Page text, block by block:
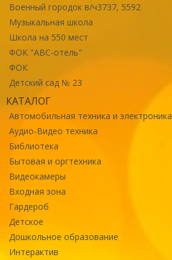
Военный городок в/ч3737, 5592
Музыкальная школа
Школа на 550 мест
ФОК "ABC-отель"
ФОК
Детский сад № 23
КАТАЛОГ
Автомобильная техника и электроника
Аудио-Видео техника
Библиотека
Бытовая и оргтехника
Видеокамеры
Входная зона
Гардероб
Детское
Дошкольное образование
Интерактив